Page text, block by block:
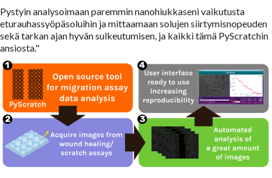
Pystyin analysoimaan paremmin nanohiukkaseni vaikutusta
eturauhassyöpäsoluihin ja mittaamaan solujen siirtymisnopeuden
sekä tarkan ajan hyvän sulkeutumisen, ja kaikki tämä PyScratchin
ansiosta."